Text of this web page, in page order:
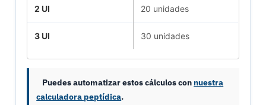
2 UI 20 unidades
3 UI 30 unidades
Puedes automatizar estos cálculos con nuestra
calculadora peptídica.